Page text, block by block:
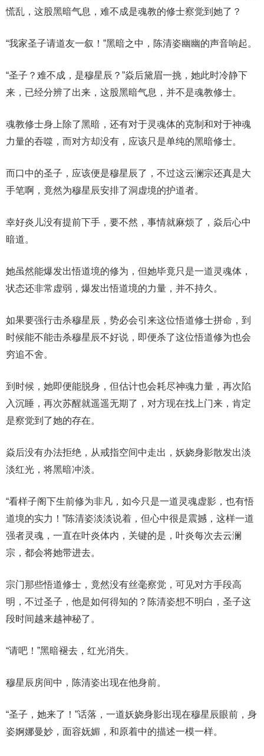
慌乱，这股黑暗气息，难不成是魂教的修士察觉到她了？
“我家圣子请道友一叙！”黑暗之中，陈清姿幽幽的声音响起。
“圣子？难不成，是穆星辰？”焱后黛眉一挑，她此时冷静下
来，已经分辨了出来，这股黑暗气息，并不是魂教修士。
魂教修士身上除了黑暗，还有对于灵魂体的克制和对于神魂
力量的吞噬，而对方却没有，应该只是单纯的黑暗修士。
而口中的圣子，应该便是穆星辰了，不过这云澜宗还真是大
手笔啊，竟然为穆星辰安排了洞虚境的护道者。
幸好炎儿没有提前下手，要不然，事情就麻烦了，焱后心中
暗道。
她虽然能爆发出悟道境的修为，但她毕竟只是一道灵魂体，
状态还非常虚弱，爆发出悟道境的力量，并不持久。
如果要强行击杀穆星辰，势必会引来这位悟道修士拼命，到
时候能不能击杀穆星辰不好说，即便杀了这位悟道修为也会
穷追不舍。
到时候，她即便能脱身，但估计也会耗尽神魂力量，再次陷
入沉睡，再次苏醒就遥遥无期了，对方现在找上门来，肯定
是察觉到了她的存在。
焱后没有办法拒绝，从戒指空间中走出，妖娆身影散发出淡
淡红光，将黑暗冲淡。
“看样子阁下生前修为非凡，如今只是一道灵魂虚影，也有悟
道境的实力！”陈清姿淡淡说着，但心中很是震撼，这样一道
强者灵魂，一直在叶炎体内，关键的是，叶炎每次去云澜
宗，都会将她带进去。
宗门那些悟道修士，竟然没有丝毫察觉，可见对方手段高
明，不过圣子，他是如何得知的？陈清姿想不明白，圣子这
段时间越来越神秘了。
“请吧！”黑暗褪去，红光消失。
穆星辰房间中，陈清姿出现在他身前。
“圣子，她来了！”话落，一道妖娆身影出现在穆星辰眼前，身
姿婀娜曼妙，面容妩媚，和原着中的描述一模一样。